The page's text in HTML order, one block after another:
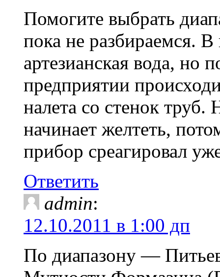
Помогите выбрать
пока не разбираемся.
артезианская вода, но
предприятии
налета со стенок труб.
начинает желтеть,
прибор среагировал
Ответить
admin:
12.10.2011 в 1:00 дп
По диапазону —